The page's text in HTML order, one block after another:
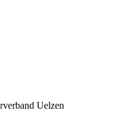
Uelzen